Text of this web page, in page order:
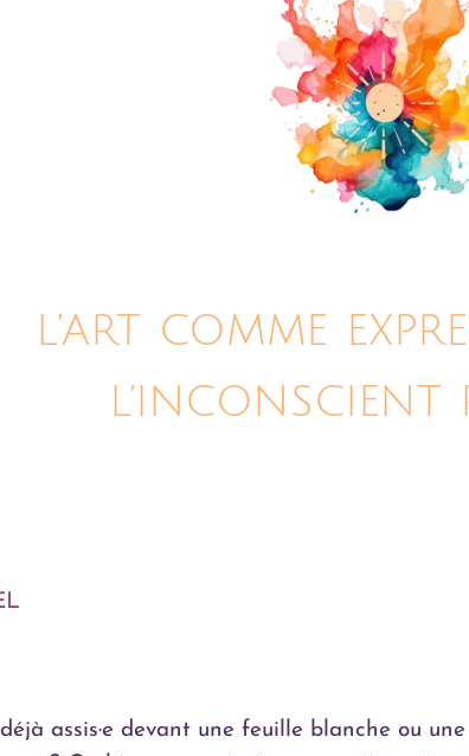
L’ART COMME
L’INCONSCIENT
assis·e devant une feuille blanche ou